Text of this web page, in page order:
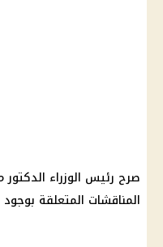
صرح رئيس الوزراء
المناقشات المتعلقة